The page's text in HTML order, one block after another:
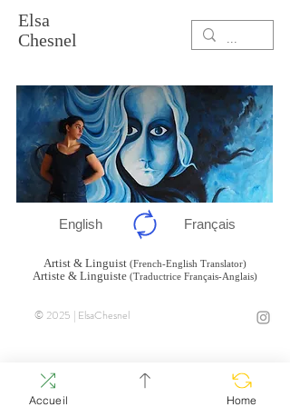
Elsa
Chesnel
English Français
Artist & Linguist (French-English Translator)
Artiste & Linguiste (Traductrice Français-Anglais)
© 2025 | ElsaChesnel
Accueil Home